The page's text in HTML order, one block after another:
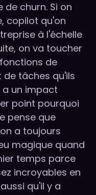
churn. Si on
copilot qu'on
à l'échelle
on va toucher
de
tâches qu'ils
a un impact
point pourquoi
pense que
a toujours
magique quand
temps parce
incroyables en
qu'il y a